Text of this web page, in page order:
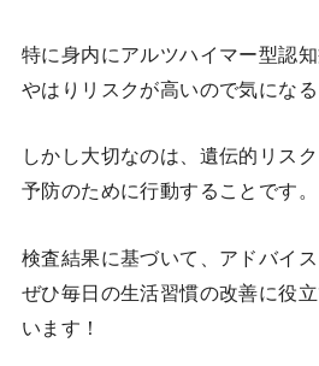
特に身内にアルツハイマー型認
やはりリスクが高いので気になる
しかし大切なのは、遺伝的リス
予防のために行動することです。
検査結果に基づいて、アドバイ
ぜひ毎日の生活習慣の改善に役
います！